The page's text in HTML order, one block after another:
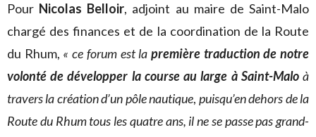
Pour Nicolas Belloir, adjoint au maire de Saint-Malo
chargé des finances et de la coordination de la Route
du Rhum, « ce forum est la première traduction de notre
volonté de développer la course au large à Saint-Maloà
travers la création d’un pôle nautique, puisqu’en dehors de la
Route du Rhum tous les quatre ans, il ne se passe pas grand-